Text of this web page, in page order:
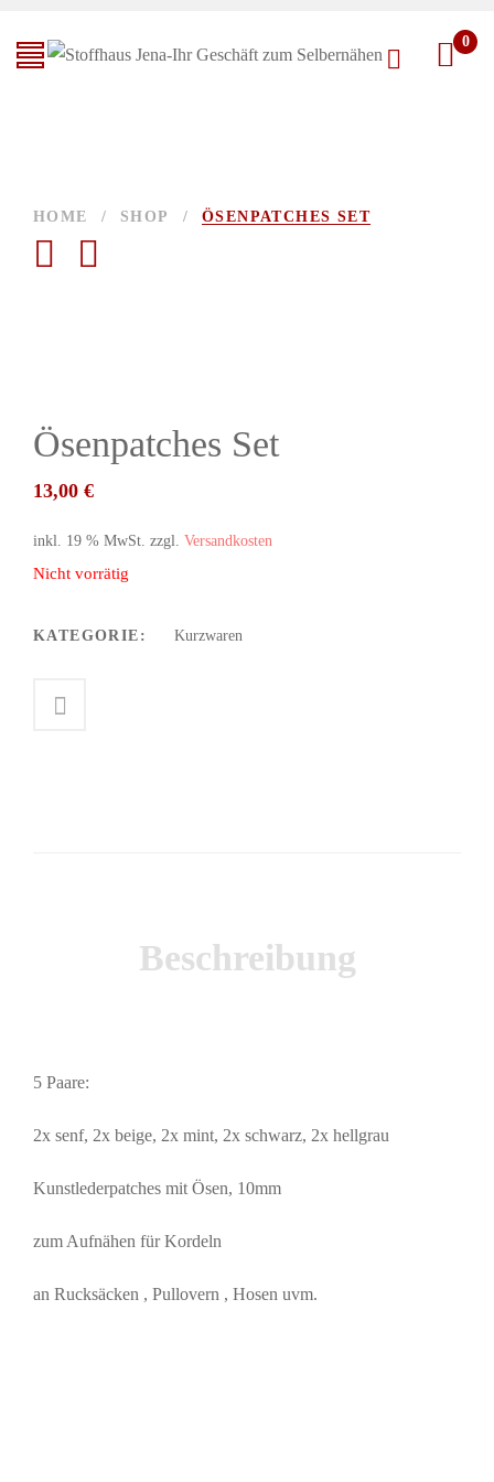
0
HOME / SHOP / ÖSENPATCHES SET
Ösenpatches Set
13,00 €
inkl. 19 % MwSt. zzgl. Versandkosten
Nicht vorrätig
KATEGORIE: Kurzwaren
Beschreibung
5 Paare:
2x senf, 2x beige, 2x mint, 2x schwarz, 2x hellgrau
Kunstlederpatches mit Ösen, 10mm
zum Aufnähen für Kordeln
an Rucksäcken , Pullovern , Hosen uvm.